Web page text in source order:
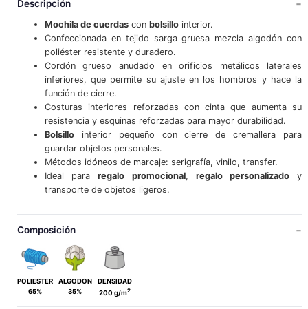
Descripción
Mochila de cuerdascon bolsillointerior.
Confeccionada en tejido sarga gruesa mezcla algodón con
poliéster resistente y duradero.
Cordón grueso anudado en orificios metálicos laterales
inferiores, que permite su ajuste en los hombros y hace la
función de cierre.
Costuras interiores reforzadas con cinta que aumenta su
resistencia y esquinas reforzadas para mayor durabilidad.
Bolsillointerior pequeño con cierre de cremallera para
guardar objetos personales.
Métodos idóneos de marcaje: serigrafía, vinilo, transfer.
Ideal pararegalo promocional, regalo personalizadoy
transporte de objetos ligeros.
Composición
POLIESTER
65%
ALGODON
35%
DENSIDAD
200 g/m2